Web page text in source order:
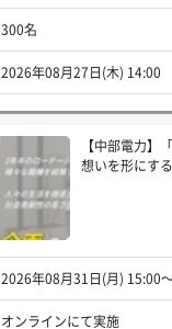
300名
2026年08月27日(木) 14:00
【中部電力】
想いを形にす
2026年08月31日(月) 15:00
オンラインにて実施